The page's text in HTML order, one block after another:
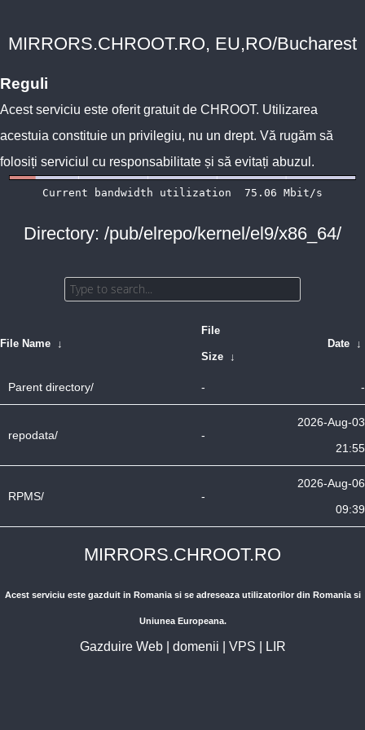
MIRRORS.CHROOT.RO, EU,RO/Bucharest
Reguli
Acest serviciu este oferit gratuit de CHROOT. Utilizarea
acestuia constituie un privilegiu, nu un drept. Vă rugăm să
folosiți serviciul cu responsabilitate și să evitați abuzul.
Directory: /pub/elrepo/kernel/el9/x86_64/
File Name ↓
File
Size ↓
Date ↓
Parent directory/ - -
repodata/ -
2026-Aug-03
21:55
RPMS/ -
2026-Aug-06
09:39
MIRRORS.CHROOT.RO
Acest serviciu este gazduit in Romania si se adreseaza utilizatorilor din Romania si
Uniunea Europeana.
Gazduire Web| domenii VPS LIR